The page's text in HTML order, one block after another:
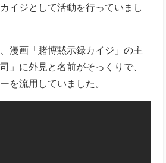
イジとして活動を行っていまし
漫画「賭博黙示録カイジ」の主
」に外見と名前がそっくりで、
を流用していました。